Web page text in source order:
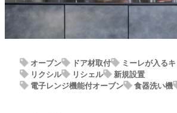
オーブン ドア材取付
ミーレが入る
リクシル
リシェル
新規設置
電子レンジ機能付オーブン
食器洗い機